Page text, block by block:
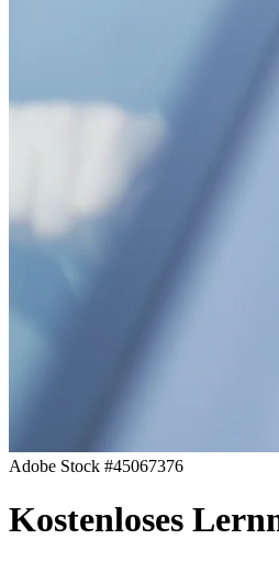
Adobe Stock #45067376
Kostenloses